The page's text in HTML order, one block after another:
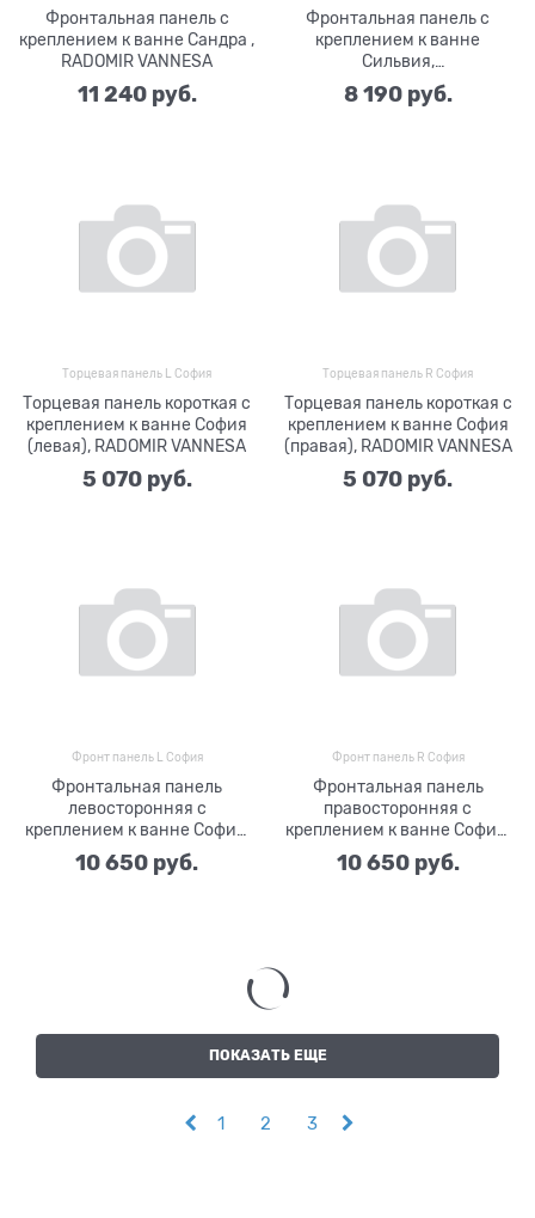
Фронтальная панель с
креплением к ванне Сандра ,
RADOMIR VANNESA
11 240 руб.
Фронтальная панель с
креплением к ванне
Сильвия,
полотенцедержатель,
RADOMIR VANNESA
8 190 руб.
Торцевая панель L София
Торцевая панель короткая с
креплением к ванне София
(левая), RADOMIR VANNESA
5 070 руб.
Торцевая панель R София
Торцевая панель короткая с
креплением к ванне София
(правая), RADOMIR VANNESA
5 070 руб.
Фронт панель L София
Фронтальная панель
левосторонняя с
креплением к ванне София,
RADOMIR VANNESA
10 650 руб.
Фронт панель R София
Фронтальная панель
правосторонняя с
креплением к ванне София,
RADOMIR VANNESA
10 650 руб.
ПОКАЗАТЬ ЕЩЕ
1 2 3